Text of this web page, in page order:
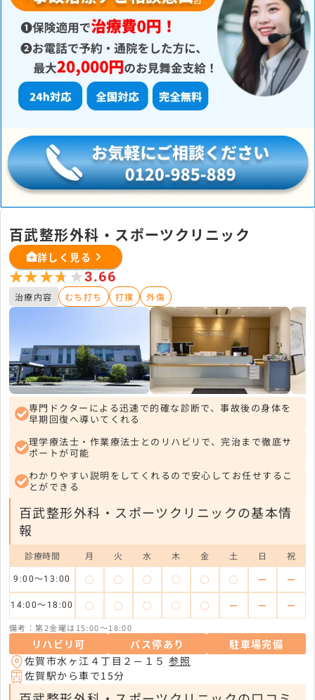
百武整形外科・スポーツクリニック
詳しく見る
★★★★★
★★★★★3.66
治療内容 むち打ち 打撲 外傷
専門ドクターによる迅速で的確な診断で、事故後の身体を
早期回復へ導いてくれる
理学療法士・作業療法士とのリハビリで、完治まで徹底サ
ポートが可能
わかりやすい説明をしてくれるので安心してお任せするこ
とができる
百武整形外科・スポーツクリニックの基本情
報
診療時間 月 火 水 木 金 土 日 祝
9:00〜13:00 ◯ ◯ ◯ ◯ ◯ ◯ ー ー
14:00〜18:00 ◯ ◯ ◯ ◯ ◯ ー ー ー
備考：第2金曜は15:00～18:00
リハビリ可 バス停あり
駐車場完備
佐賀市水ヶ江４丁目２－１５参照
佐賀駅から車で15分